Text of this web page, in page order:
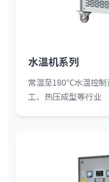
水温机系列
常温至180℃水温控制
工、热压成型等行业